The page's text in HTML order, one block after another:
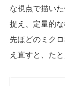
な視点で描い
捉え、定量的
先ほどのミク
え直すと、た